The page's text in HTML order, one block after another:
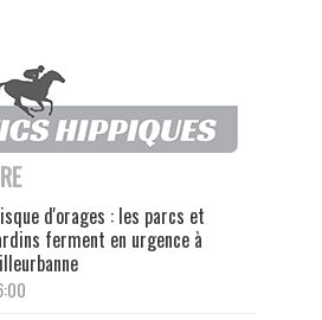
d'orages : les parcs et
ferment en urgence à